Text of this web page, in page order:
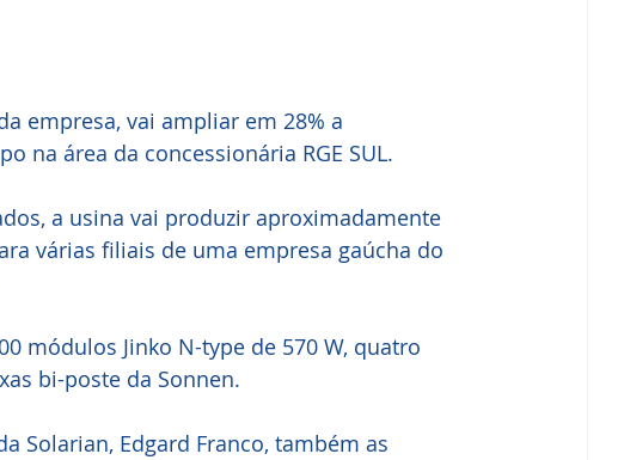
empresa, vai ampliar em 28% a
na área da concessionária RGE SUL.
a usina vai produzir aproximadamente
várias filiais de uma empresa gaúcha do
bi-poste da Sonnen.
Solarian, Edgard Franco, também as